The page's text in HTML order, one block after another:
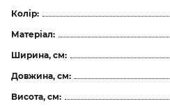
Колір:
Матеріал:
Ширина, см:
Довжина, см:
Висота, см: